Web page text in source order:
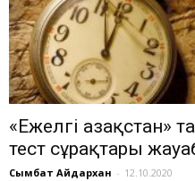
«Ежелгі
тест сұрақтары
Сымбат Айдархан - 12.10.2020